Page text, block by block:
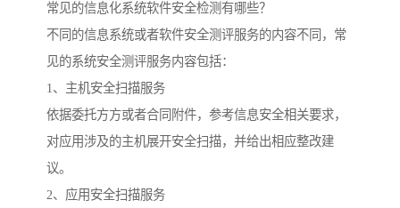
常见的信息化系统软件安全检测有哪些？
不同的信息系统或者软件安全测评服务的内容不同，常
见的系统安全测评服务内容包括：
1、主机安全扫描服务
依据委托方方或者合同附件，参考信息安全相关要求，
对应用涉及的主机展开安全扫描，并给出相应整改建
议。
2、应用安全扫描服务